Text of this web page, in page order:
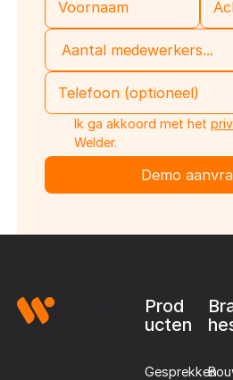
Ik ga akkoord met het
Welder.
Prod
ucten
Gesprekken